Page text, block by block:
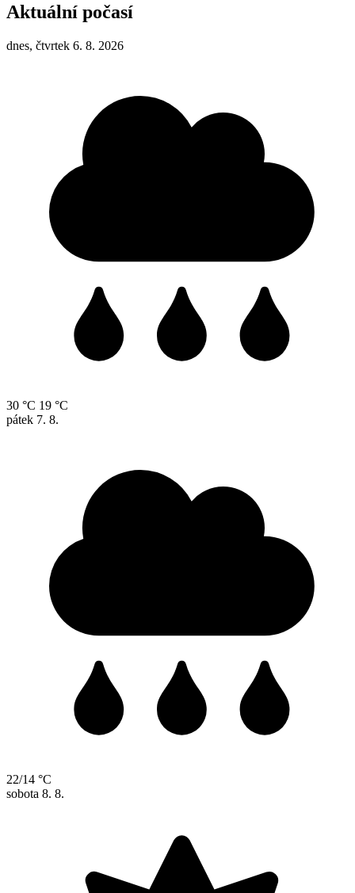
Aktuální počasí
dnes, čtvrtek 6. 8. 2026
30 °C 19 °C
pátek 7. 8.
22/14 °C
sobota 8. 8.